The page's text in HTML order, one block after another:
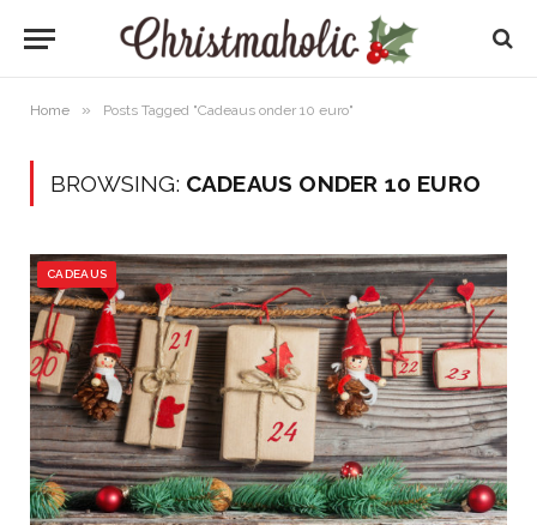
Home » Posts Tagged "Cadeaus onder 10 euro"
BROWSING: CADEAUS ONDER 10 EURO
CADEAUS